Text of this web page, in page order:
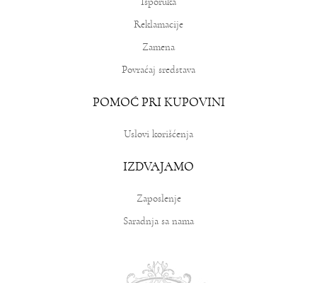
Reklamacije
Zamena
Povraćaj sredstava
POMOĆ PRI KUPOVINI
Uslovi korišćenja
IZDVAJAMO
Zaposlenje
Saradnja sa nama